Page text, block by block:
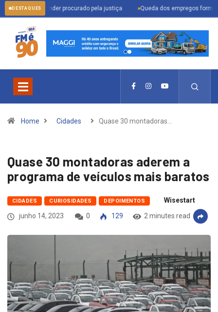
DESTAQUES
prender procurado pela justiça Queda dos empregos formais em Itu
Home Cidades Quase 30 montadoras…
Quase 30 montadoras aderem a
programa de veículos mais baratos
CIDADES CURIOSIDADES DEPOIMENTOS
Wisestart
junho 14, 2023
0 129 2 minutes read